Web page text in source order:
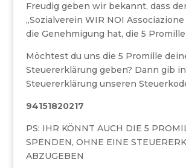
Freudig geben wir bekannt, dass
„Sozialverein WIR NOI
die Genehmigung hat, die 5
Möchtest du uns die 5 Promille
Steuererklärung geben? Dann gib
Steuererklärung unseren
94151820217
PS: IHR KÖNNT AUCH DIE 5
SPENDEN, OHNE EINE
ABZUGEBEN